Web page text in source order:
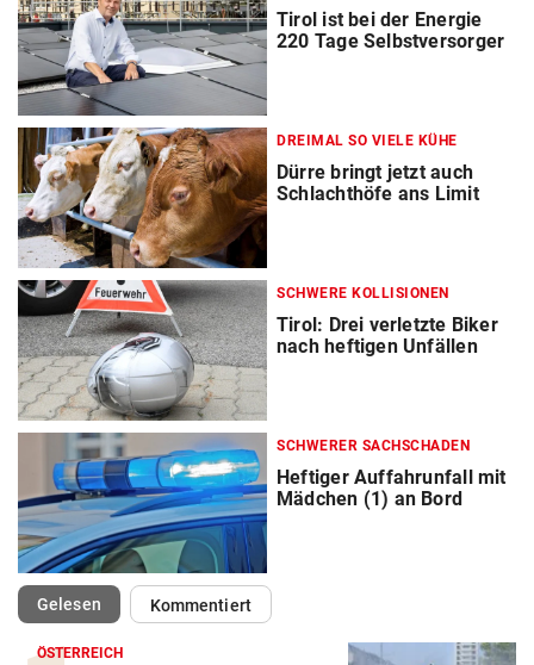
Tirol ist bei der Energie
220 Tage Selbstversorger
DREIMAL SO VIELE KÜHE
Dürre bringt jetzt auch
Schlachthöfe ans Limit
SCHWERE KOLLISIONEN
Tirol: Drei verletzte Biker
nach heftigen Unfällen
SCHWERER SACHSCHADEN
Heftiger Auffahrunfall mit
Mädchen (1) an Bord
Gelesen(ausgewählt)Kommentiert
ÖSTERREICH